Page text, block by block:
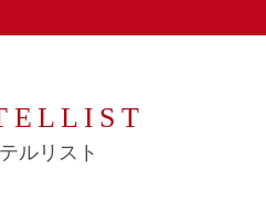
ルリスト